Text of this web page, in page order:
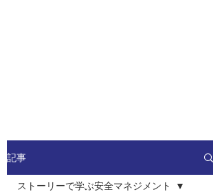
記事
ストーリーで学ぶ安全マネジメント